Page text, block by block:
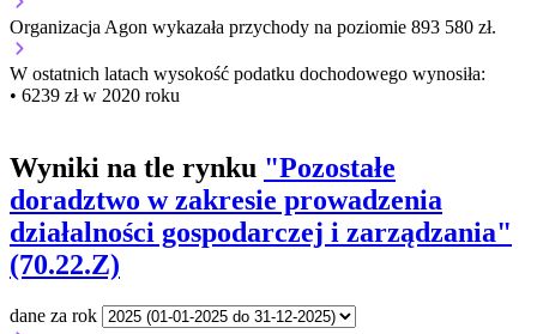
Organizacja Agon wykazała przychody na poziomie 893 580 zł.
W ostatnich latach wysokość podatku dochodowego wynosiła:
• 6239 zł w 2020 roku
Wyniki na tle rynku "Pozostałe
doradztwo w zakresie prowadzenia
działalności gospodarczej i zarządzania"
(70.22.Z)
dane za rok